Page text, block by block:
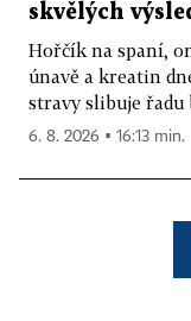
skvělých
Hořčík na spaní,
únavě a kreatin
stravy slibuje řadu
6. 8. 2026 ▪ 16:13 min.